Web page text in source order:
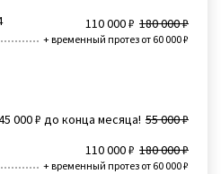
110 000 ₽ 180 000 ₽
+ временный протез от 60 000 ₽
000 ₽ до конца месяца! 55 000 ₽
110 000 ₽ 180 000 ₽
+ временный протез от 60 000 ₽